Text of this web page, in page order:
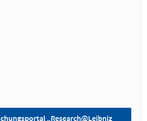
„Research@Leibniz